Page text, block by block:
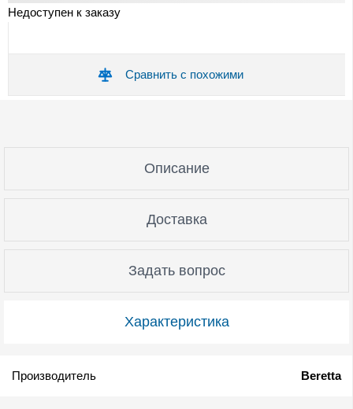
Недоступен к заказу
Сравнить с похожими
Характеристика
Описание
Доставка
Задать вопрос
Производитель Beretta